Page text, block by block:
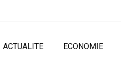
ACTUALITE ECONOMIE